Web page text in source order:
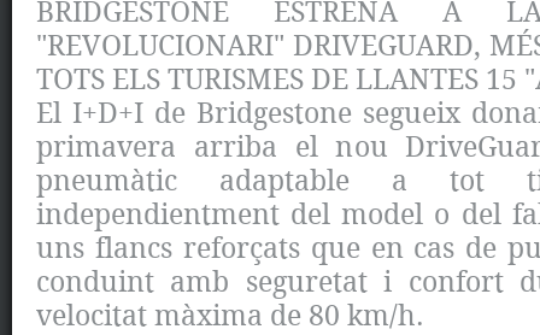
BRIDGESTONE ESTRENA A
"REVOLUCIONARI" DRIVEGUARD,
TOTS ELS TURISMES DE LLANTES 15
El I+D+I de Bridgestone segueix
primavera arriba el nou
pneumàtic adaptable a tot
independientment del model o del
uns flancs reforçats que en cas de
conduint amb seguretat i confort
velocitat màxima de 80 km/h.